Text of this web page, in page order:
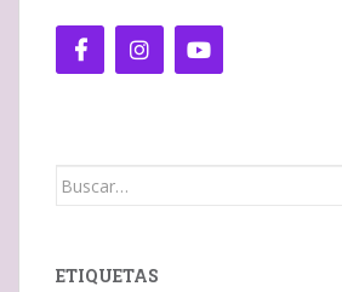
Buscar:
ETIQUETAS